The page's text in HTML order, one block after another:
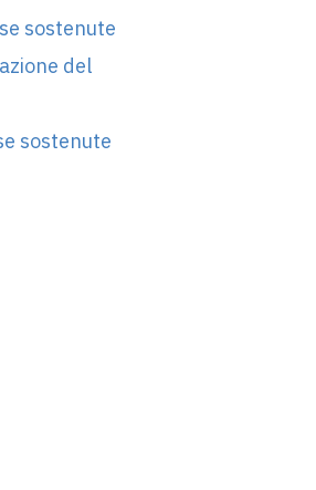
sostenute
del
sostenute